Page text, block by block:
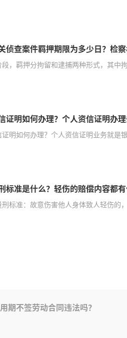
侦查案件羁押期限为多少日？检察
段，羁押分拘留和逮捕两种形式，其中
证明如何办理？个人资信证明办理
证明如何办理？个人资信证明业务就是
标准是什么？轻伤的赔偿内容都有
刑标准：故意伤害他人身体致人轻伤的
期不签劳动合同违法吗？